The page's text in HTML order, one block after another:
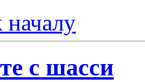
началу
с шасси